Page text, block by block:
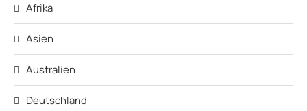
Afrika
Asien
Australien
Deutschland